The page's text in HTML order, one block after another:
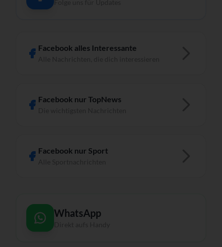
Facebook alles Interessante
Facebook nur TopNews
Facebook nur Sport
WhatsApp